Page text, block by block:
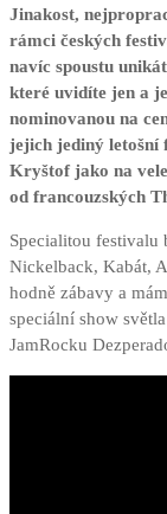
Jinakost,
rámci českých
navíc spoustu
které uvidíte jen a
nominovanou na
jejich jediný letošní
Kryštof jako na
od francouzských
Specialitou festivalu
Nickelback, Kabát,
hodně zábavy a
speciální show
JamRocku